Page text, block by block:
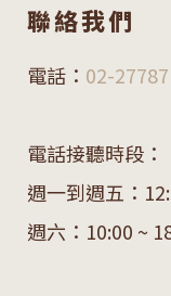
聯絡我們
電話： 02-
電話接聽時段：
週一到週五：
週六：10:00 ~